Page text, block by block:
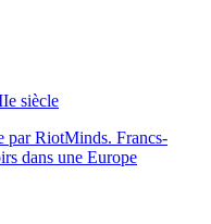
siècle
par RiotMinds. Francs-
dans une Europe